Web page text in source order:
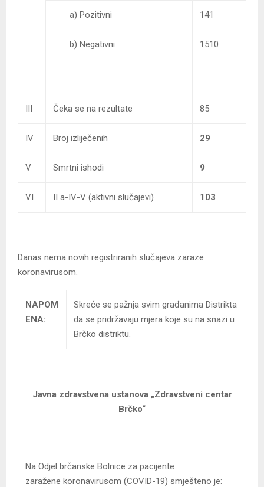
a) Pozitivni 141
b) Negativni 1510
III Čeka se na rezultate 85
IV Broj izliječenih 29
V Smrtni ishodi 9
VI II a-IV-V (aktivni slučajevi) 103
Danas nema novih registriranih slučajeva zaraze
koronavirusom.
NAPOM
ENA:
Skreće se pažnja svim građanima Distrikta
da se pridržavaju mjera koje su na snazi u
Brčko distriktu.
Javna zdravstvena ustanova „Zdravstveni centar
Brčko“
Na Odjel brčanske Bolnice za pacijente
zaražene koronavirusom (COVID-19) smješteno je: